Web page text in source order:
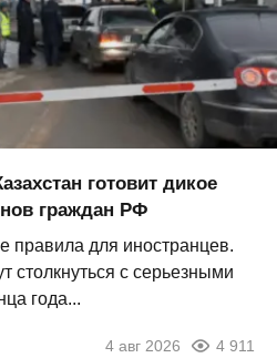
готовит дикое
граждан РФ
правила для иностранцев.
столкнуться с серьезными
года...
4 авг 2026 4 911